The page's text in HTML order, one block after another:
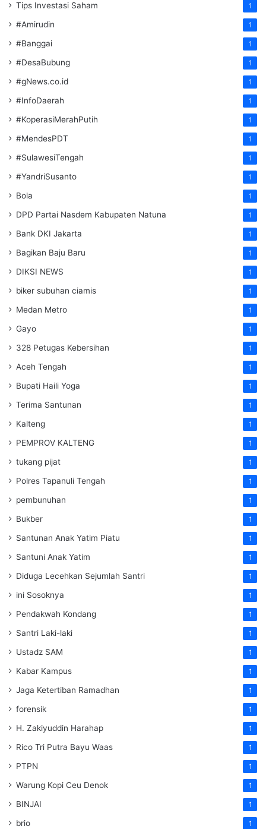
Tips Investasi Saham 1
#Amirudin 1
#Banggai 1
#DesaBubung 1
#gNews.co.id 1
#InfoDaerah 1
#KoperasiMerahPutih 1
#MendesPDT 1
#SulawesiTengah 1
#YandriSusanto 1
Bola 1
DPD Partai Nasdem Kabupaten Natuna 1
Bank DKI Jakarta 1
Bagikan Baju Baru 1
DIKSI NEWS 1
biker subuhan ciamis 1
Medan Metro 1
Gayo 1
328 Petugas Kebersihan 1
Aceh Tengah 1
Bupati Haili Yoga 1
Terima Santunan 1
Kalteng 1
PEMPROV KALTENG 1
tukang pijat 1
Polres Tapanuli Tengah 1
pembunuhan 1
Bukber 1
Santunan Anak Yatim Piatu 1
Santuni Anak Yatim 1
Diduga Lecehkan Sejumlah Santri 1
ini Sosoknya 1
Pendakwah Kondang 1
Santri Laki-laki 1
Ustadz SAM 1
Kabar Kampus 1
Jaga Ketertiban Ramadhan 1
forensik 1
H. Zakiyuddin Harahap 1
Rico Tri Putra Bayu Waas 1
PTPN 1
Warung Kopi Ceu Denok 1
BINJAI 1
brio 1